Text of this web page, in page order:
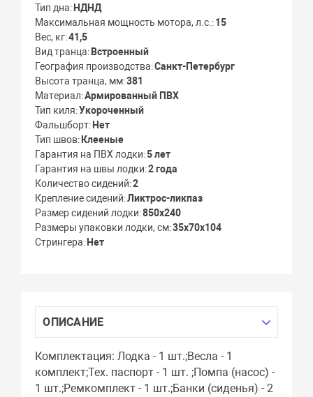
Тип дна НДНД
Максимальная мощность мотора, л.с. 15
Вес, кг 41,5
Вид транца Встроенный
География производства Санкт-Петербург
Высота транца, мм 381
Материал Армированный ПВХ
Тип киля Укороченный
Фальшборт Нет
Тип швов Клееные
Гарантия на ПВХ лодки 5 лет
Гарантия на швы лодки 2 года
Количество сидений 2
Крепление сидений Ликтрос-ликпаз
Размер сидений лодки 850х240
Размеры упаковки лодки, см 35х70х104
Стрингера Нет
ОПИСАНИЕ
Комплектация: Лодка - 1 шт.;Весла - 1
комплект;Тех. паспорт - 1 шт. ;Помпа (насос) -
1 шт.;Ремкомплект - 1 шт.;Банки (сиденья) - 2